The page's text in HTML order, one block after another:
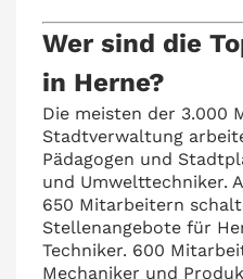
Wer sind die
in Herne?
Die meisten der 3.000
Stadtverwaltung
Pädagogen und
und Umwelttechniker.
650 Mitarbeitern
Stellenangebote für
Techniker. 600
Mechaniker und